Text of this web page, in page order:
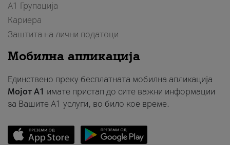
А1 Групација
Кариера
Заштита на лични податоци
Мобилна апликација
Единствено преку бесплатната мобилна апликација
Мојот A1 имате пристап до сите важни информации
за Вашите A1 услуги, во било кое време.